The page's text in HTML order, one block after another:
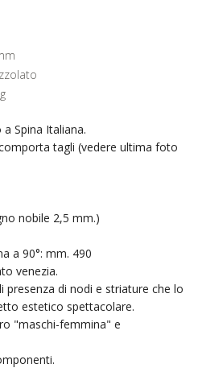
Spina Italiana.
tagli (vedere ultima foto
nobile 2,5 mm.)
a 90°: mm. 490
venezia.
presenza di nodi e striature che lo
estetico spettacolare.
"maschi-femmina" e